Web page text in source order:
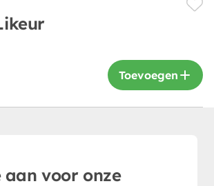
Toevoegen
aan voor onze